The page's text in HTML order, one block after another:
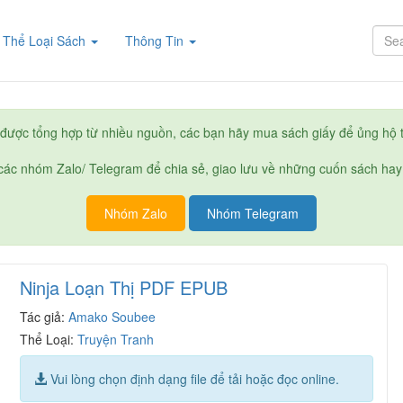
Thể Loại Sách Thông Tin
tổng hợp từ nhiều nguồn, các bạn hãy mua sách giấy để ủng hộ
nhóm Zalo/ Telegram để chia sẻ, giao lưu về những cuốn sách
Nhóm Zalo Nhóm Telegram
Ninja Loạn Thị PDF EPUB
Tác giả:Amako Soubee
Thể Loại:Truyện Tranh
Vui lòng chọn định dạng file để tải hoặc đọc online.